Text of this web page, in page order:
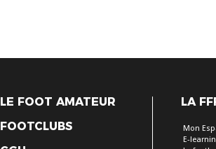
LE FOOT AMATEUR
FOOTCLUBS
LA
Mon
E-